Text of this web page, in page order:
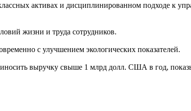
активах и дисциплинированном подходе к
жизни и труда сотрудников.
с улучшением экологических показателей.
выручку свыше 1 млрд долл. США в год,